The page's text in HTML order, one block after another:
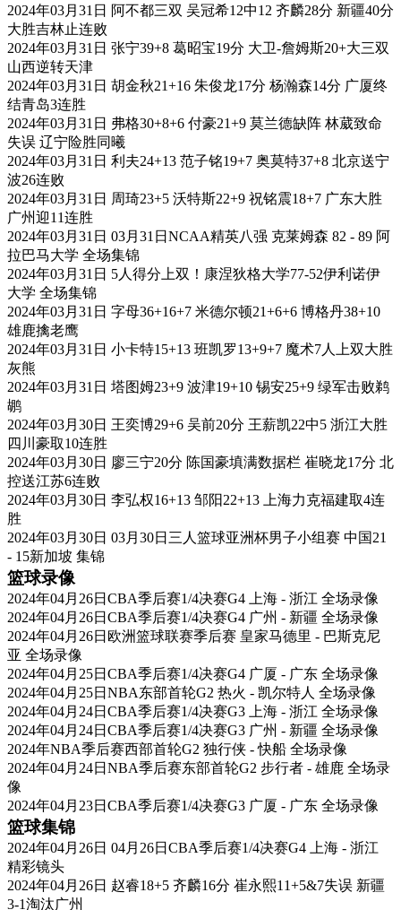
2024年03月31日 阿不都三双 吴冠希12中12 齐麟28分 新疆40分
大胜吉林止连败
2024年03月31日 张宁39+8 葛昭宝19分 大卫-詹姆斯20+大三双
山西逆转天津
2024年03月31日 胡金秋21+16 朱俊龙17分 杨瀚森14分 广厦终
结青岛3连胜
2024年03月31日 弗格30+8+6 付豪21+9 莫兰德缺阵 林葳致命
失误 辽宁险胜同曦
2024年03月31日 利夫24+13 范子铭19+7 奥莫特37+8 北京送宁
波26连败
2024年03月31日 周琦23+5 沃特斯22+9 祝铭震18+7 广东大胜
广州迎11连胜
2024年03月31日 03月31日NCAA精英八强 克莱姆森 82 - 89 阿
拉巴马大学 全场集锦
2024年03月31日 5人得分上双！康涅狄格大学77-52伊利诺伊
大学 全场集锦
2024年03月31日 字母36+16+7 米德尔顿21+6+6 博格丹38+10
雄鹿擒老鹰
2024年03月31日 小卡特15+13 班凯罗13+9+7 魔术7人上双大胜
灰熊
2024年03月31日 塔图姆23+9 波津19+10 锡安25+9 绿军击败鹈
鹕
2024年03月30日 王奕博29+6 吴前20分 王薪凯22中5 浙江大胜
四川豪取10连胜
2024年03月30日 廖三宁20分 陈国豪填满数据栏 崔晓龙17分 北
控送江苏6连败
2024年03月30日 李弘权16+13 邹阳22+13 上海力克福建取4连
胜
2024年03月30日 03月30日三人篮球亚洲杯男子小组赛 中国21
- 15新加坡 集锦
篮球录像
2024年04月26日CBA季后赛1/4决赛G4 上海 - 浙江 全场录像
2024年04月26日CBA季后赛1/4决赛G4 广州 - 新疆 全场录像
2024年04月26日欧洲篮球联赛季后赛 皇家马德里 - 巴斯克尼
亚 全场录像
2024年04月25日CBA季后赛1/4决赛G4 广厦 - 广东 全场录像
2024年04月25日NBA东部首轮G2 热火 - 凯尔特人 全场录像
2024年04月24日CBA季后赛1/4决赛G3 上海 - 浙江 全场录像
2024年04月24日CBA季后赛1/4决赛G3 广州 - 新疆 全场录像
2024年NBA季后赛西部首轮G2 独行侠 - 快船 全场录像
2024年04月24日NBA季后赛东部首轮G2 步行者 - 雄鹿 全场录
像
2024年04月23日CBA季后赛1/4决赛G3 广厦 - 广东 全场录像
篮球集锦
2024年04月26日 04月26日CBA季后赛1/4决赛G4 上海 - 浙江
精彩镜头
2024年04月26日 赵睿18+5 齐麟16分 崔永熙11+5&7失误 新疆
3-1淘汰广州